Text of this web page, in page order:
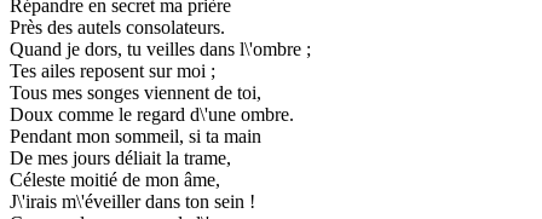
Répandre en secret ma prière
Près des autels consolateurs.
Quand je dors, tu veilles dans l\'ombre ;
Tes ailes reposent sur moi ;
Tous mes songes viennent de toi,
Doux comme le regard d\'une ombre.
Pendant mon sommeil, si ta main
De mes jours déliait la trame,
Céleste moitié de mon âme,
J\'irais m\'éveiller dans ton sein !